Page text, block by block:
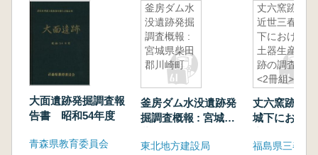
大面遺跡発掘調査報
告書 昭和54年度
青森県教育委員会
釜房ダム水
没遺跡発掘
調査概報 :
宮城県柴田
郡川崎町
釜房ダム水没遺跡発
掘調査概報 : 宮城県
東北地方建設局
丈六窯跡
近世三春城
下における
土器生産遺
跡の調査
<2冊組>
丈六窯跡 近
城下におけ
組>